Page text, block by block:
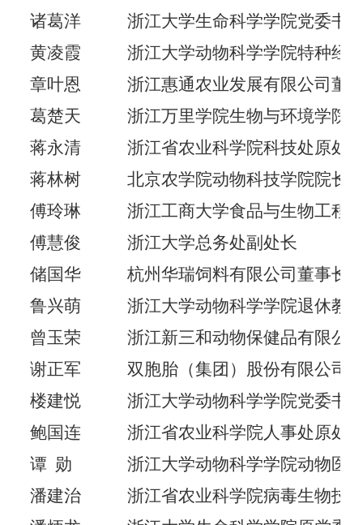
诸葛洋
浙江大学生命科学学院党委书
黄凌霞
浙江大学动物科学学院特种经
章叶恩
浙江惠通农业发展有限公司董
葛楚天
浙江万里学院生物与环境学院
蒋永清
浙江省农业科学院科技处原处
蒋林树
北京农学院动物科技学院院长
傅玲琳
浙江工商大学食品与生物工程
傅慧俊
浙江大学总务处副处长
储国华
杭州华瑞饲料有限公司董事长
鲁兴萌
浙江大学动物科学学院退休教
曾玉荣
浙江新三和动物保健品有限公
谢正军
双胞胎（集团）股份有限公司
楼建悦
浙江大学动物科学学院党委书
鲍国连
浙江省农业科学院人事处原处
谭 勋
浙江大学动物科学学院动物医
潘建治
浙江省农业科学院病毒生物技